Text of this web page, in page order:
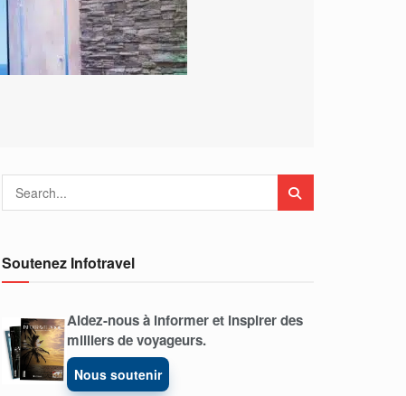
Soutenez Infotravel
Aidez-nous à informer et inspirer des
milliers de voyageurs.
Nous soutenir